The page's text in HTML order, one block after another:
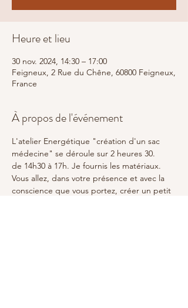
Heure et lieu
30 nov. 2024, 14:30 – 17:00
Feigneux, 2 Rue du Chêne, 60800 Feigneux,
France
À propos de l'événement
L'atelier Energétique "création d'un sac
médecine" se déroule sur 2 heures 30.
de 14h30 à 17h. Je fournis les matériaux.
Vous allez, dans votre présence et avec la
conscience que vous portez, créer un petit